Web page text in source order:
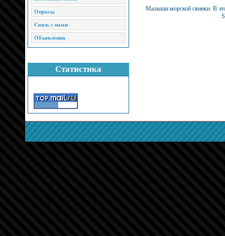
Опросы
Связь с нами
Объявления
Статистика
Малыши морской свинки. В